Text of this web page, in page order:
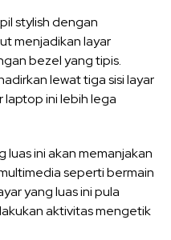
stylish dengan
menjadikan layar
bezel yang tipis.
lewat tiga sisi layar
laptop ini lebih lega
luas ini akan memanjakan
seperti bermain
yang luas ini pula
aktivitas mengetik